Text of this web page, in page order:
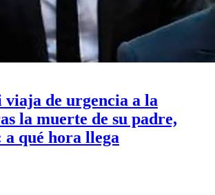
viaja de urgencia a la
la muerte de su padre,
a qué hora llega